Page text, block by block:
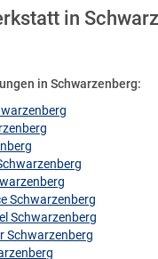
in
in Schwarzenberg:
Schwarzenberg
Schwarzenberg
Schwarzenberg